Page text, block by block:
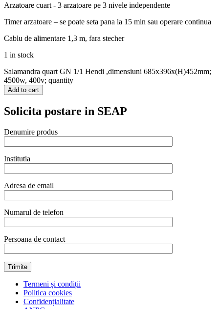
Arzatoare cuart - 3 arzatoare pe 3 nivele independente
Timer arzatoare – se poate seta pana la 15 min sau operare continua
Cablu de alimentare 1,3 m, fara stecher
1 in stock
Salamandra quart GN 1/1 Hendi ,dimensiuni 685x396x(H)452mm;
4500w, 400v; quantity
Add to cart
Solicita postare in SEAP
Denumire produs
Institutia
Adresa de email
Numarul de telefon
Persoana de contact
Termeni și condiții
Politica cookies
Confidențialitate